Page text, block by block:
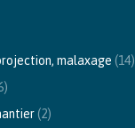
malaxage (14)
(2)